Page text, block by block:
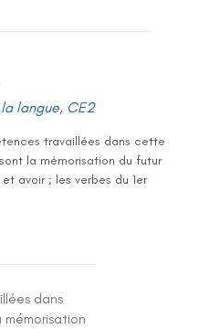
langue, CE2
travaillées dans cette
la mémorisation du futur
avoir ; les verbes du 1er
dans